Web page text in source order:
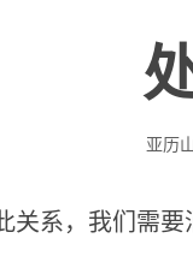
亚历
关系，我们需